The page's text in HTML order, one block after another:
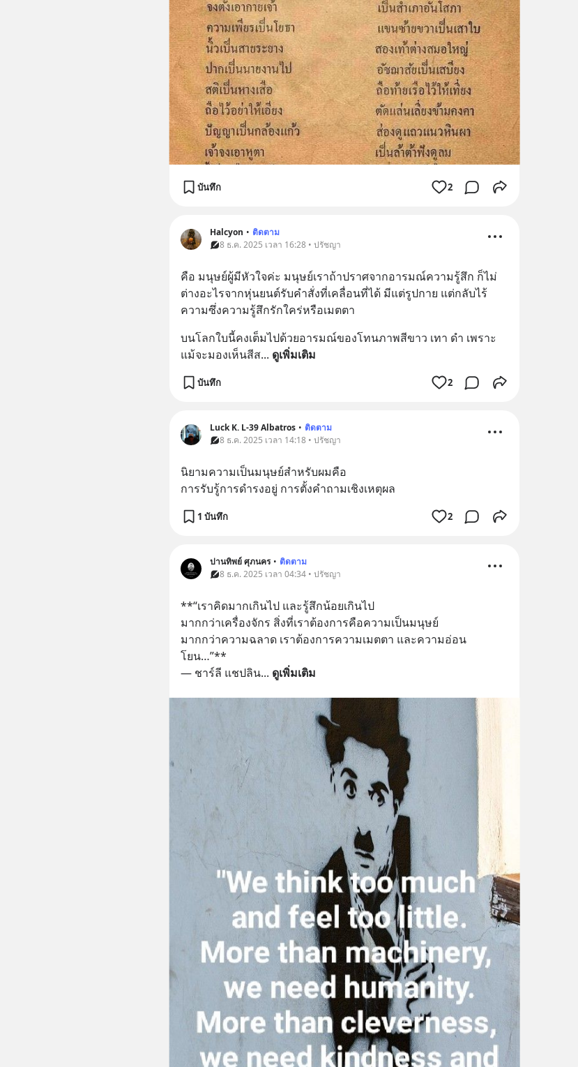
บันทึก 2
Halcyon • ติดตาม
8 ธ.ค. 2025 เวลา 16:28 • ปรัชญา
คือ มนุษย์ผู้มีหัวใจค่ะ มนุษย์เราถ้าปราศจากอารมณ์ความรู้สึก ก็ไม่
ต่างอะไรจากหุ่นยนต์รับคำสั่งที่เคลื่อนที่ได้ มีแต่รูปกาย แต่กลับไร้
ความซึ่งความรู้สึกรักใคร่หรือเมตตา
บนโลกใบนี้คงเต็มไปด้วยอารมณ์ของโทนภาพสีขาว เทา ดำ เพราะ
แม้จะมองเห็นสีส... ดูเพิ่มเติม
บันทึก 2
Luck K. L-39 Albatros • ติดตาม
8 ธ.ค. 2025 เวลา 14:18 • ปรัชญา
นิยามความเป็นมนุษย์สำหรับผมคือ
การรับรู้การดำรงอยู่ การตั้งคำถามเชิงเหตุผล
1 บันทึก 2
ปานทิพย์ ศุภนคร • ติดตาม
8 ธ.ค. 2025 เวลา 04:34 • ปรัชญา
**“เราคิดมากเกินไป และรู้สึกน้อยเกินไป
มากกว่าเครื่องจักร สิ่งที่เราต้องการคือความเป็นมนุษย์
มากกว่าความฉลาด เราต้องการความเมตตา และความอ่อน
โยน…”**
— ชาร์ลี แชปลิน... ดูเพิ่มเติม